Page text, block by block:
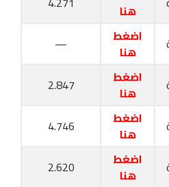
هنا
اضغط
هنا
—
اضغط
هنا
2.847
اضغط
هنا
4.746
اضغط
هنا
2.620